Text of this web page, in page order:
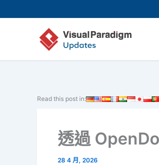
至
內
Read this post in:
透過
28 4 月, 2026